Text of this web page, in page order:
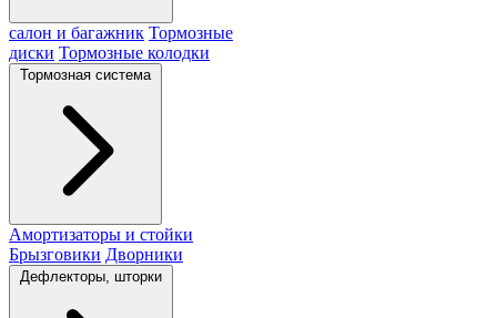
салон и багажник Тормозные
диски Тормозные колодки
Тормозная система
Амортизаторы и стойки
Брызговики Дворники
Дефлекторы, шторки